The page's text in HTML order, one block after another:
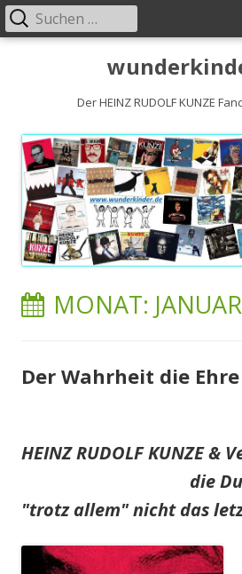
Der HEINZ RUDOLF KUNZE
Primäres
Suchen
nach:
MONAT:
Der Wahrheit die
HEINZ RUDOLF KUNZE
die
"trotz allem" nicht das